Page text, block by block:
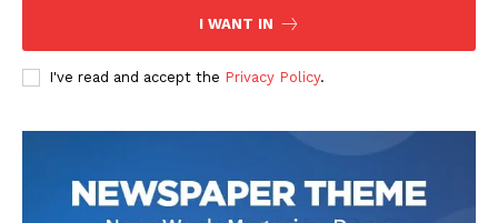
DOWNLOAD NOW
I WANT IN
I've read and accept the Privacy Policy.